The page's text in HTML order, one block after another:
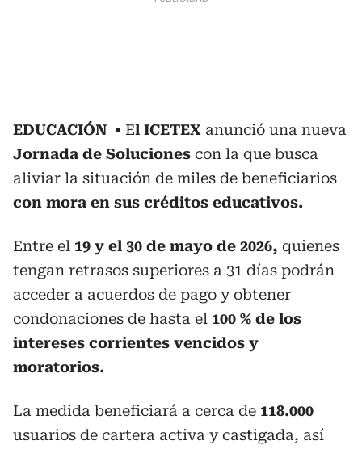
EDUCACIÓN El ICETEX anunció una nueva
Jornada de Soluciones con la que busca
aliviar la situación de miles de beneficiarios
con mora en sus créditos educativos.
Entre el 19 y el 30 de mayo de 2026, quienes
tengan retrasos superiores a 31 días podrán
acceder a acuerdos de pago y obtener
condonaciones de hasta el 100 % de los
intereses corrientes vencidos y
moratorios.
La medida beneficiará a cerca de 118.000
usuarios de cartera activa y castigada, así